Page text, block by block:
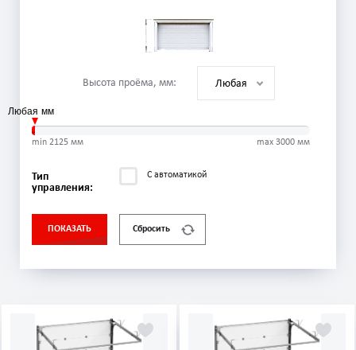
Высота проёма, мм: Любая
Любая
min 2125 мм max 3000 мм
Тип
управления:
С автоматикой
ПОКАЗАТЬ Сбросить